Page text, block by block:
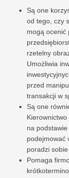
Są one
od tego, czy
mogą ocenić
rzetelny
Umożliwia
przed
transakcji w
Są one
na
podejmować
poradzi
Pomaga